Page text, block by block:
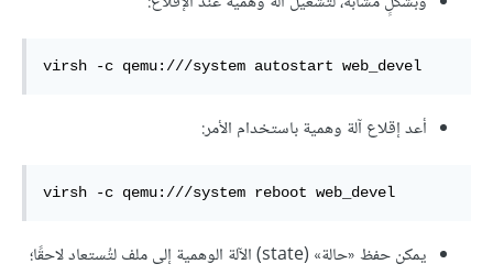
virsh -c qemu:///system autostart web_devel
أعد إقلاع آلة وهمية باستخدام الأمر:
virsh -c qemu:///system reboot web_devel
يمكن حفظ «حالة» (state) الآلة الوهمية إلى ملف لتُستعاد لاحقًا؛